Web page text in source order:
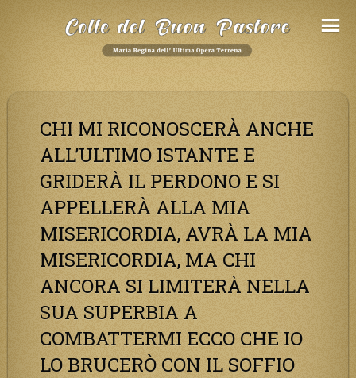
CHI MI RICONOSCERÀ ANCHE
ALL’ULTIMO ISTANTE E
GRIDERÀ IL PERDONO E SI
APPELLERÀ ALLA MIA
MISERICORDIA, AVRÀ LA MIA
MISERICORDIA, MA CHI
ANCORA SI LIMITERÀ NELLA
SUA SUPERBIA A
COMBATTERMI ECCO CHE IO
LO BRUCERÒ CON IL SOFFIO